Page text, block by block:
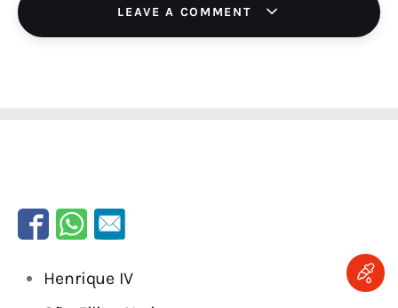
LEAVE A COMMENT
Henrique IV